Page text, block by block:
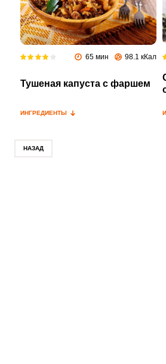
65 мин 98.1 кКал
Тушеная капуста с фаршем
ИНГРЕДИЕНТЫ
НАЗАД